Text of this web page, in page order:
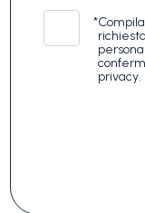
*
privacy.